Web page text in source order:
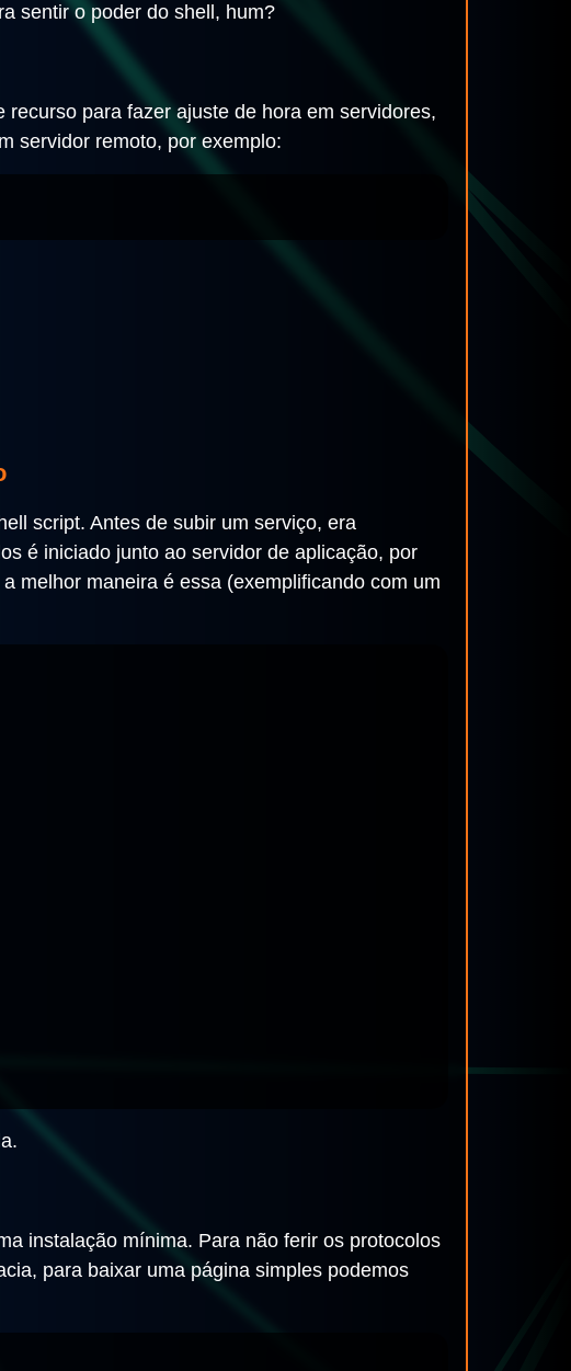
sentir o poder do shell, hum?
para fazer ajuste de hora em servidores,
servidor remoto, por exemplo:
script. Antes de subir um serviço, era
é iniciado junto ao servidor de aplicação, por
melhor maneira é essa (exemplificando com um
instalação mínima. Para não ferir os protocolos
para baixar uma página simples podemos